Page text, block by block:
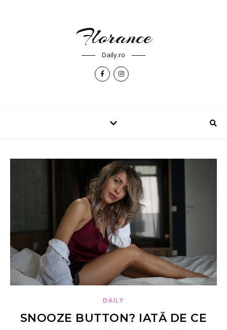
Florance
Daily.ro
DAILY
SNOOZE BUTTON? IATĂ DE CE